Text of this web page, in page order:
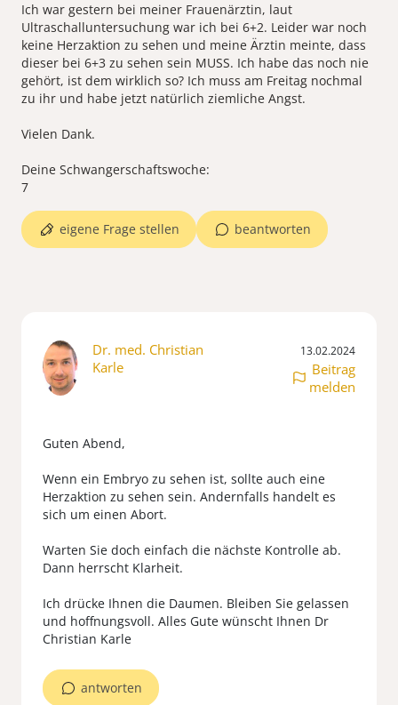
Ich war gestern bei meiner Frauenärztin, laut
Ultraschalluntersuchung war ich bei 6+2. Leider war noch
keine Herzaktion zu sehen und meine Ärztin meinte, dass
dieser bei 6+3 zu sehen sein MUSS. Ich habe das noch nie
gehört, ist dem wirklich so? Ich muss am Freitag nochmal
zu ihr und habe jetzt natürlich ziemliche Angst.
Vielen Dank.
Deine Schwangerschaftswoche:
beantworten
eigene Frage stellen
Dr. med. Christian
Karle
13.02.2024
Beitrag
melden
Guten Abend,
Wenn ein Embryo zu sehen ist, sollte auch eine
Herzaktion zu sehen sein. Andernfalls handelt es
sich um einen Abort.
Warten Sie doch einfach die nächste Kontrolle ab.
Dann herrscht Klarheit.
Ich drücke Ihnen die Daumen. Bleiben Sie gelassen
und hoffnungsvoll. Alles Gute wünscht Ihnen Dr
antworten